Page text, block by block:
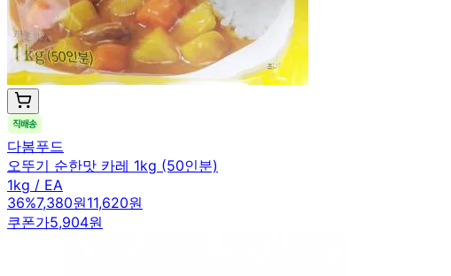
다봄푸드
오뚜기 순한맛 카레 1kg (50인분)
1kg / EA
36%7,380원11,620원
쿠폰가5,904원